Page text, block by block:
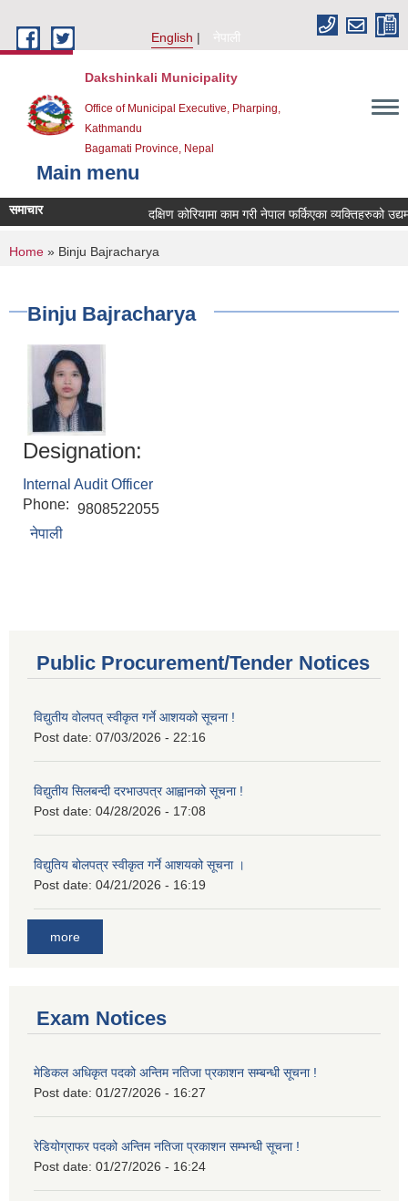
English
नेपाली
Dakshinkali Municipality
Office of Municipal Executive, Pharping,
Kathmandu
Bagamati Province, Nepal
Main menu
समाचार दक्षिण कोरियामा काम गरी नेपाल फर्किएका व्यक्तिहरुको
You are here
Home » Binju Bajracharya
Binju Bajracharya
Designation:
Internal Audit Officer
Phone: 9808522055
नेपाली
Public Procurement/Tender Notices
विद्युतीय वोलपत् स्वीकृत गर्ने आशयको सूचना !
Post date: 07/03/2026 - 22:16
विद्युतीय सिलबन्दी दरभाउपत्र आह्वानको सूचना !
Post date: 04/28/2026 - 17:08
विद्युतिय बोलपत्र स्वीकृत गर्ने आशयको सूचना ।
Post date: 04/21/2026 - 16:19
more
Exam Notices
मेडिकल अधिकृत पदको अन्तिम नतिजा प्रकाशन सम्बन्धी सूचना !
Post date: 01/27/2026 - 16:27
रेडियोग्राफर पदको अन्तिम नतिजा प्रकाशन सम्भन्धी सूचना !
Post date: 01/27/2026 - 16:24